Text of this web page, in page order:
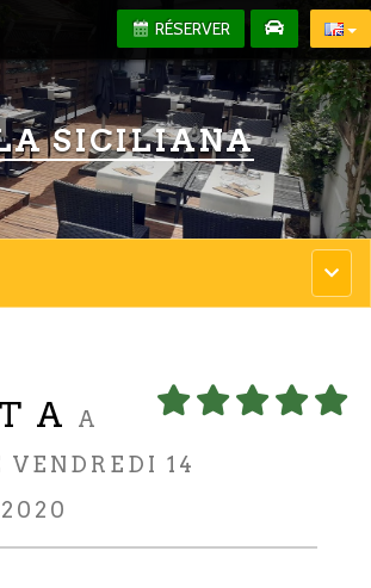
RÉSERVER
SICILIANA
Menu
A
A
VENDREDI 14